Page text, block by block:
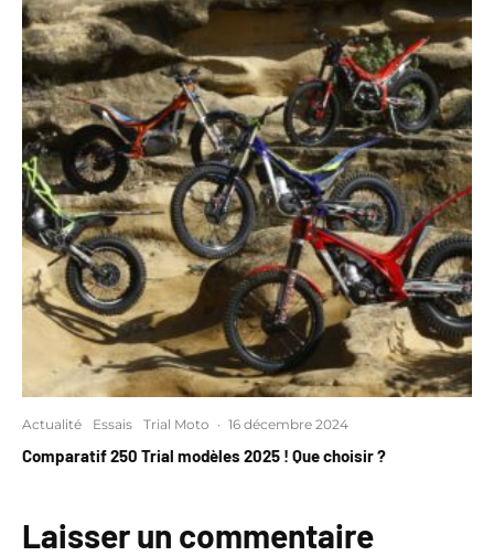
Actualité Essais Trial Moto · 16 décembre 2024
Comparatif 250 Trial modèles 2025 ! Que choisir ?
Laisser un commentaire